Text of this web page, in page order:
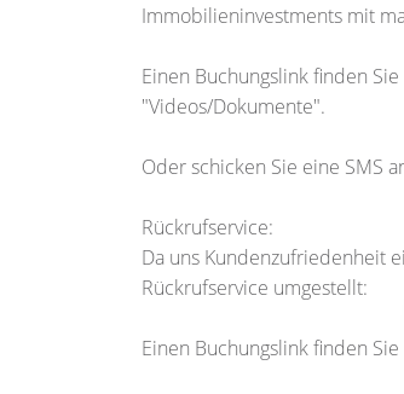
Immobilieninvestments mit
Einen Buchungslink finden
"Videos/Dokumente".
Oder schicken Sie eine SMS
Rückrufservice:
Da uns Kundenzufriedenheit
Rückrufservice umgestellt:
Einen Buchungslink finden